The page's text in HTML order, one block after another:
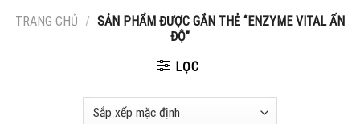
TRANG CHỦ / SẢN PHẨM ĐƯỢC GẮN THẺ “ENZYME VITAL ẤN
ĐỘ”
LỌC